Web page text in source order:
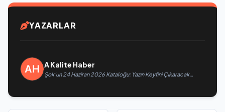
YAZARLAR
A Kalite Haber
Şok’un 24 Haziran 2026 Kataloğu: Yazın Keyfini Çıkaracak